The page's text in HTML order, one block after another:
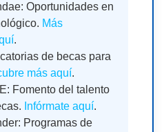
Oportunidades en
Más
.
de becas para
más aquí.
Fomento del talento
Infórmate aquí.
Programas de